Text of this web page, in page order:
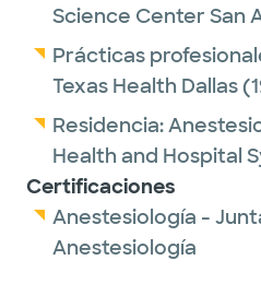
Science Center San
Prácticas
Texas Health Dallas
Residencia:
Health and Hospital
Certificaciones
Anestesiología -
Anestesiología